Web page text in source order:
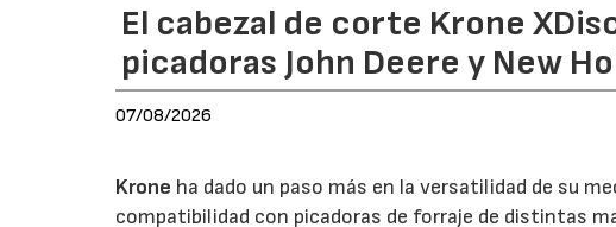
El cabezal de corte Krone
picadoras John Deere y New
07/08/2026
Krone ha dado un paso más en la versatilidad de su
compatibilidad con picadoras de forraje de distintas